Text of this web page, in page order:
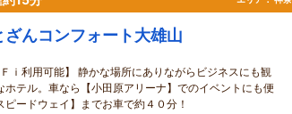
ざんコンフォート大雄山
Ｆｉ利用可能】 静かな場所にありながらビジネスにも観
ホテル。車なら【小田原アリーナ】でのイベントにも便
ピードウェイ】までお車で約４０分！